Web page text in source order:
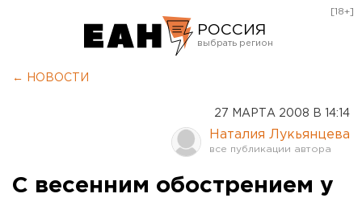
РОССИЯ
Оренбург
[18+]
← НОВОСТИ
27 МАРТА 2008 В 14:14
Наталия Лукьянцева
С весенним обострением у